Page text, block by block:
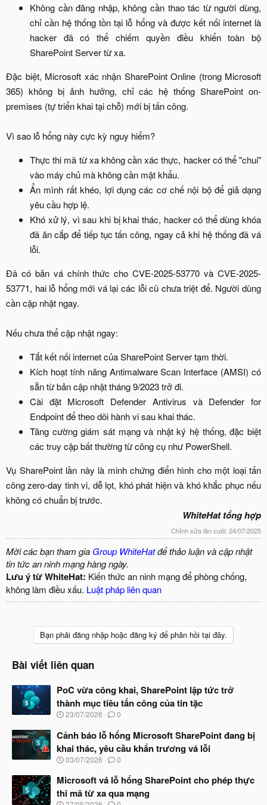
Không cần đăng nhập, không cần thao tác từ người dùng,
chỉ cần hệ thống tồn tại lỗ hổng và được kết nối internet là
hacker đã có thể chiếm quyền điều khiển toàn bộ
SharePoint Server từ xa.​
Đặc biệt, Microsoft xác nhận SharePoint Online (trong Microsoft
365) không bị ảnh hưởng, chỉ các hệ thống SharePoint on-
premises (tự triển khai tại chỗ) mới bị tấn công.
Vì sao lỗ hổng này cực kỳ nguy hiểm?​
Thực thi mã từ xa không cần xác thực, hacker có thể "chui"
vào máy chủ mà không cần mật khẩu.​
Ẩn mình rất khéo, lợi dụng các cơ chế nội bộ để giả dạng
yêu cầu hợp lệ.​
Khó xử lý, vì sau khi bị khai thác, hacker có thể dùng khóa
đã ăn cắp để tiếp tục tấn công, ngay cả khi hệ thống đã vá
lỗi.​
Đã có bản vá chính thức cho CVE-2025-53770 và CVE-2025-
53771, hai lỗ hổng mới vá lại các lỗi cũ chưa triệt để. Người dùng
cần cập nhật ngay.
Nếu chưa thể cập nhật ngay:​
Tắt kết nối internet của SharePoint Server tạm thời.​
Kích hoạt tính năng Antimalware Scan Interface (AMSI) có
sẵn từ bản cập nhật tháng 9/2023 trở đi.​
Cài đặt Microsoft Defender Antivirus và Defender for
Endpoint để theo dõi hành vi sau khai thác.​
Tăng cường giám sát mạng và nhật ký hệ thống, đặc biệt
các truy cập bất thường từ công cụ như PowerShell.​
Vụ SharePoint lần này là minh chứng điển hình cho một loại tấn
công zero-day tinh vi, dễ lọt, khó phát hiện và khó khắc phục nếu
không có chuẩn bị trước.​
WhiteHat tổng hợp
Chỉnh sửa lần cuối: 24/07/2025
Mời các bạn tham gia Group WhiteHatđể thảo luận và cập nhật
tin tức an ninh mạng hàng ngày.
Lưu ý từ WhiteHat: Kiến thức an ninh mạng để phòng chống,
không làm điều xấu. Luật pháp liên quan
Bạn phải đăng nhập hoặc đăng ký để phản hồi tại đây.
Bài viết liên quan
PoC vừa công khai, SharePoint lập tức trở
thành mục tiêu tấn công của tin tặc
N
à
y
b
ắ
đ
ầ
u
23/07/2026 0
Cảnh báo lỗ hổng Microsoft SharePoint đang bị
khai thác, yêu cầu khẩn trương vá lỗi
N
à
b
03/07/2026 0
Microsoft vá lỗ hổng SharePoint cho phép thực
thi mã từ xa qua mạng